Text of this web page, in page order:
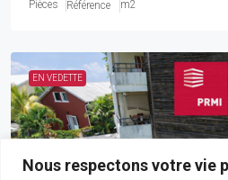
Nous respectons votre vie
Pièces
Référence
m2
EN VEDETTE